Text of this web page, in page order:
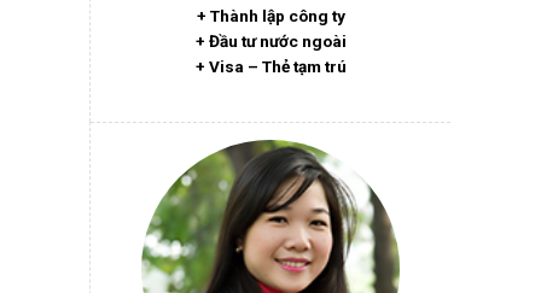
+ Thành lập công ty
+ Đầu tư nước ngoài
+ Visa – Thẻ tạm trú